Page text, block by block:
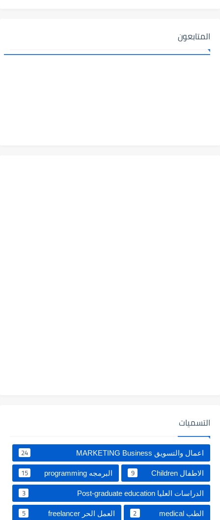
المتابعون
التسميات
اعمال والتسويق MARKETING Business 24
الاطفال Children 9 البرمجه programming 15
الدراسات العليا Post-graduate education ‏ 3
الطب medical 2 العمل الحر freelancer 5